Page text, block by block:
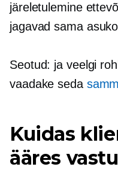
järeletulemine
jagavad sama
Seotud: ja veelgi
vaadake seda
Kuidas
ääres